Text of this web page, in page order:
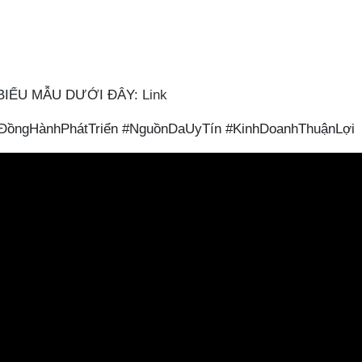
MẪU DƯỚI ĐÂY: Link
#NguồnDaUyTín #KinhDoanhThuậnLợi